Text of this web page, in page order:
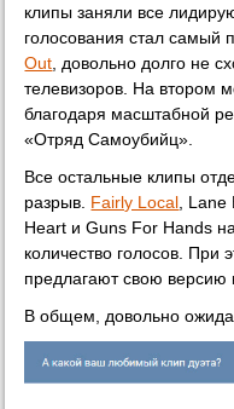
клипы заняли все
голосования стал самый
Out , довольно долго не
телевизоров. На втором
благодаря масштабной
«Отряд Самоубийц».
Все остальные клипы
разрыв. Fairly Local , Lane
Heart и Guns For Hands
количество голосов. При
предлагают свою версию
В общем, довольно